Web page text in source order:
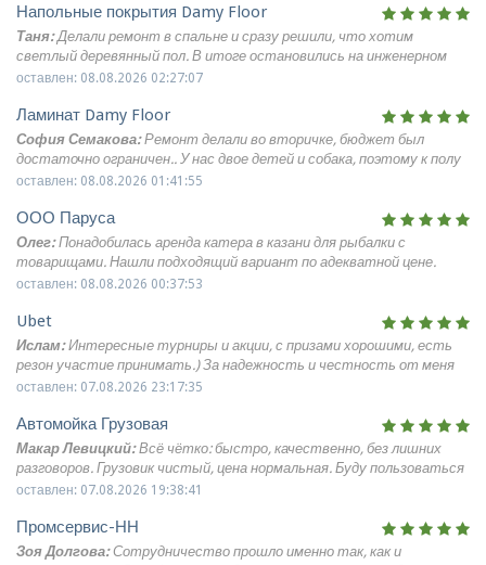
Напольные покрытия Damy Floor
Таня:Делали ремонт в спальне и сразу решили, что хотим
светлый деревянный пол. В итоге остановились на инженерном
паркете damy floor в скандинавском оттенке, укладка французской
будущем такое покрытие можно будет шлифовать и обновлять, а
не менять целиком. В жизни пол выглядит очень спокойно и дорого,
спальня стала намного уютнее.
оставлен: 08.08.2026 02:27:07
Ламинат Damy Floor
София Семакова:Ремонт делали во вторичке, бюджет был
достаточно ограничен.. У нас двое детей и собака, поэтому к полу
были серьёзные требования. Выбрали ламинат 33 класса от DAMY
выглядит отлично, очень аккуратно, никаких щелей и сломанных
замков. По своему виду и на ощупь очень похож на паркет. Мою
обычной влажной тряпкой и средством для пола. На влагу этот
ламинат никак не реагирует.
оставлен: 08.08.2026 01:41:55
ООО Паруса
Олег:Понадобилась аренда катера в казани для рыбалки с
товарищами. Нашли подходящий вариант по адекватной цене.
Техника исправная, мотор тянет хорошо, места для снастей
объяснили понятно. Провели на воде полдня, отлично порыбачили и
отдохнули. Никаких доплат сверх оговоренного не потребовали.
Впечатления положительные, сервисом довольны.
оставлен: 08.08.2026 00:37:53
Ubet
Ислам:Интересные турниры и акции, с призами хорошими, есть
резон участие принимать.) За надежность и честность от меня
тоже плюс.
оставлен: 07.08.2026 23:17:35
Автомойка Грузовая
Макар Левицкий:Всё чётко: быстро, качественно, без лишних
разговоров. Грузовик чистый, цена нормальная. Буду пользоваться
дальше.
оставлен: 07.08.2026 19:38:41
Промсервис-НН
Зоя Долгова:Сотрудничество прошло именно так, как и